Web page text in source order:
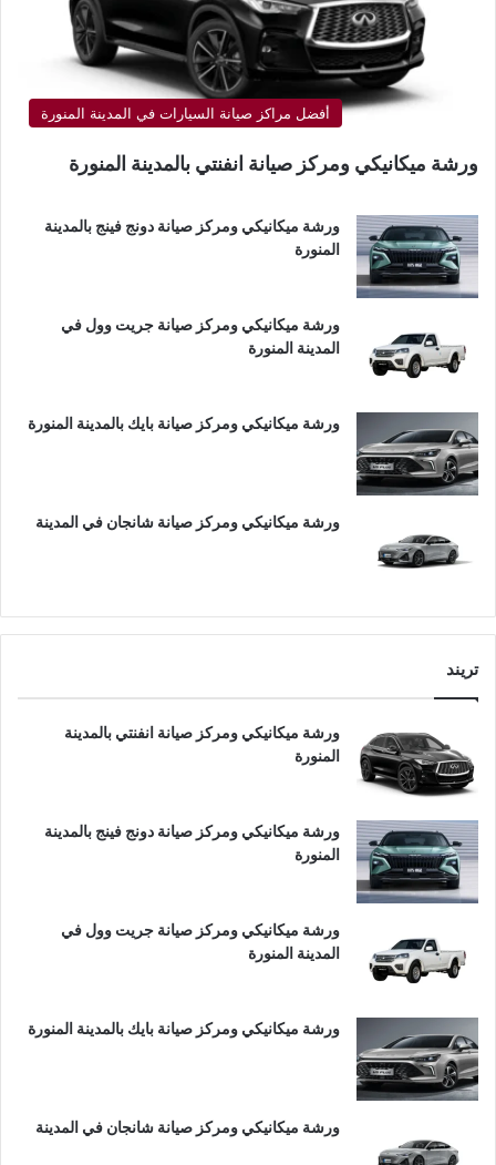
أفضل مراكز صيانة السيارات في المدينة المنورة
ورشة ميكانيكي ومركز صيانة انفنتي بالمدينة المنورة
ورشة ميكانيكي ومركز صيانة دونج فينج بالمدينة
المنورة
ورشة ميكانيكي ومركز صيانة جريت وول في
المدينة المنورة
ورشة ميكانيكي ومركز صيانة بايك بالمدينة المنورة
ورشة ميكانيكي ومركز صيانة شانجان في المدينة
تريند
ورشة ميكانيكي ومركز صيانة انفنتي بالمدينة
المنورة
ورشة ميكانيكي ومركز صيانة دونج فينج بالمدينة
المنورة
ورشة ميكانيكي ومركز صيانة جريت وول في
المدينة المنورة
ورشة ميكانيكي ومركز صيانة بايك بالمدينة المنورة
ورشة ميكانيكي ومركز صيانة شانجان في المدينة